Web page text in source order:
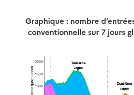
Graphique : nombre
conventionnelle sur 7 jours